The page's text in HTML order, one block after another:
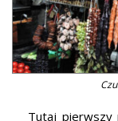
Tutaj pierwszy